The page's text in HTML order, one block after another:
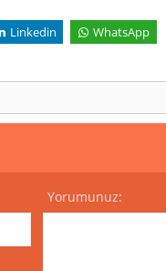
Linkedin WhatsApp
Yorumunuz: